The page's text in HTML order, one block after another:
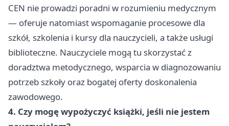
CEN nie prowadzi poradni w rozumieniu medycznym
— oferuje natomiast wspomaganie procesowe dla
szkół, szkolenia i kursy dla nauczycieli, a także usługi
biblioteczne. Nauczyciele mogą tu skorzystać z
doradztwa metodycznego, wsparcia w diagnozowaniu
potrzeb szkoły oraz bogatej oferty doskonalenia
zawodowego.
4. Czy mogę wypożyczyć książki, jeśli nie jestem